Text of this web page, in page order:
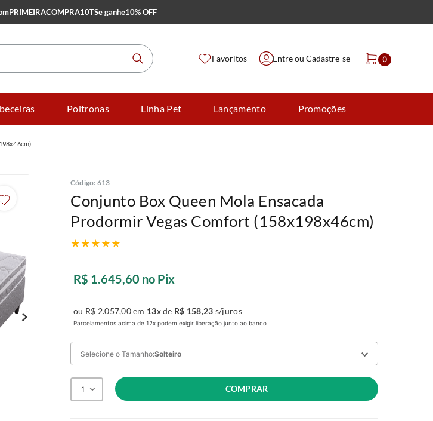
PRIMEIRACOMPRA10TSe ganhe10% OFF
Favoritos Entre ou Cadastre-se 0
Poltronas Linha Pet Lançamento Promoções
Código: 613
Conjunto Box Queen Mola Ensacada
Prodormir Vegas Comfort (158x198x46cm)
★ ★ ★ ★ ★
R$ 1.645,60 no Pix
ou R$ 2.057,00em 13x de R$ 158,23 s/juros
Parcelamentos acima de 12x podem exigir liberação junto ao banco
Selecione o Tamanho:Solteiro
Queen
46L:158C:198
1 COMPRAR